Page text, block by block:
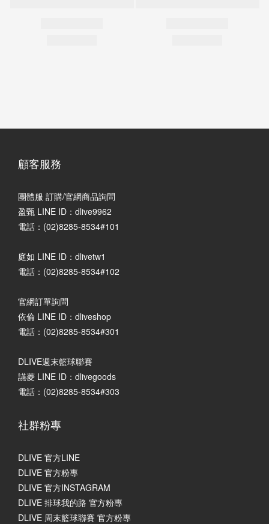
顧客服務
團體服 訂購/官網商品詢問
盈甄 LINE ID：dlive9962
電話：(02)8285-8534#101
庭如 LINE ID：dlivetw1
電話：(02)8285-8534#102
官網訂單詢問
依倫 LINE ID：dliveshop
電話：(02)8285-8534#301
DLIVE週末籃球聯賽
讌菱 LINE ID：dlivegoods
電話：(02)8285-8534#303
社群粉專
DLIVE 官方LINE
DLIVE 官方粉專
DLIVE 官方INSTAGRAM
DLIVE 排球我的路 官方粉專
DLIVE 周末籃球聯賽 官方粉專